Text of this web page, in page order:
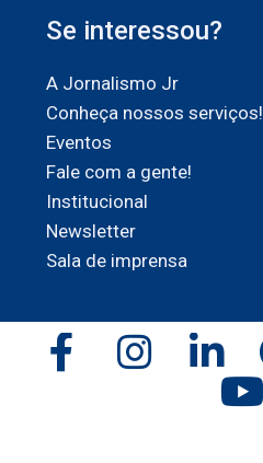
Se interessou?
A Jornalismo Jr
Conheça nossos serviços!
Eventos
Fale com a gente!
Institucional
Newsletter
Sala de imprensa